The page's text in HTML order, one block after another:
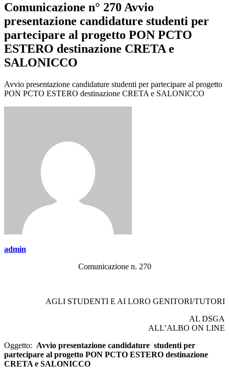
Comunicazione n° 270 Avvio
presentazione candidature studenti per
partecipare al progetto PON PCTO
ESTERO destinazione CRETA e
SALONICCO
Avvio presentazione candidature studenti per partecipare al progetto
PON PCTO ESTERO destinazione CRETA e SALONICCO
admin
Comunicazione n. 270
AGLI STUDENTI E AI LORO GENITORI/TUTORI
AL DSGA
ALL’ALBO ON LINE
Oggetto: Avvio presentazione candidature studenti per
partecipare al progetto PON PCTO ESTERO destinazione
CRETA e SALONICCO